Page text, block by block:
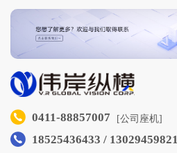
0411-88857007 [公司座机]
18525436433 / 13029459821